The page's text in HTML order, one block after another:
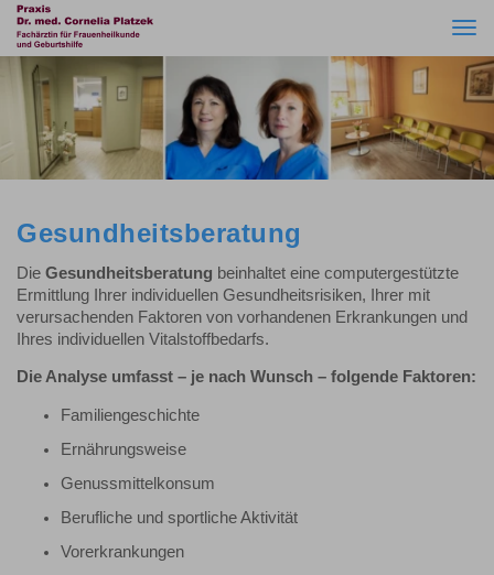
Gesundheitsberatung
Die Gesundheitsberatung beinhaltet eine computergestützte
Ermittlung Ihrer individuellen Gesundheitsrisiken, Ihrer mit
verursachenden Faktoren von vorhandenen Erkrankungen und
Ihres individuellen Vitalstoffbedarfs.
Die Analyse umfasst – je nach Wunsch – folgende Faktoren:
Familiengeschichte
Ernährungsweise
Genussmittelkonsum
Berufliche und sportliche Aktivität
Vorerkrankungen